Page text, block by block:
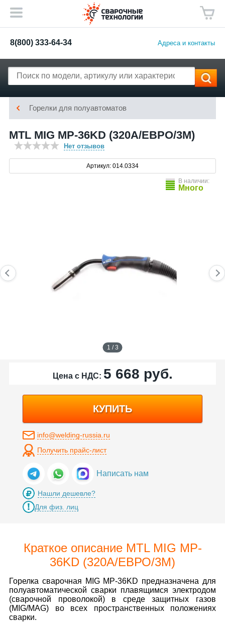
8(800) 333-64-34 Адреса и контакты
Горелки для полуавтоматов
MTL MIG MP-36KD (320А/ЕВРО/3М)
Нет отзывов
Артикул: 014.0334
В наличии:
Много
1 / 3
Цена с НДС: 5 668 руб.
КУПИТЬ
info@welding-russia.ru
Получить прайс-лист
Написать нам
Нашли дешевле?
Для физ. лиц
Краткое описание MTL MIG MP-
36KD (320А/ЕВРО/3М)
Горелка сварочная MIG MP-36KD предназначена для
полуавтоматической сварки плавящимся электродом
(сварочной проволокой) в среде защитных газов
(MIG/MAG) во всех пространственных положениях
сварки.